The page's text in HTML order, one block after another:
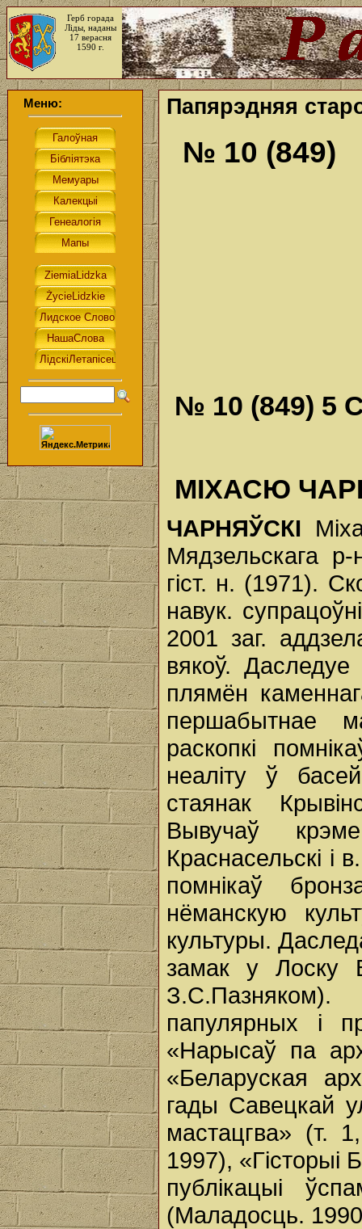
Герб горада
Ліды, наданы
17 верасня
1590 г.
Меню: Папярэдняя
№ 10 (849)
№ 10 (849) 5
МІХАСЮ
ЧАРНЯЎСКІ
Мядзельскага
гіст. н. (1971).
навук.
2001 заг.
вякоў.
плямён
першабытнае
раскопкі
неаліту ў
стаянак
Вывучаў
Краснасельскі і
помнікаў
нёманскую
культуры.
замак у Лоску
папулярных і
«Нарысаў па
«Беларуская
гады Савецкай
мастацгва» (т.
1997), «Гісторыі
публікацыі
(Маладосць.